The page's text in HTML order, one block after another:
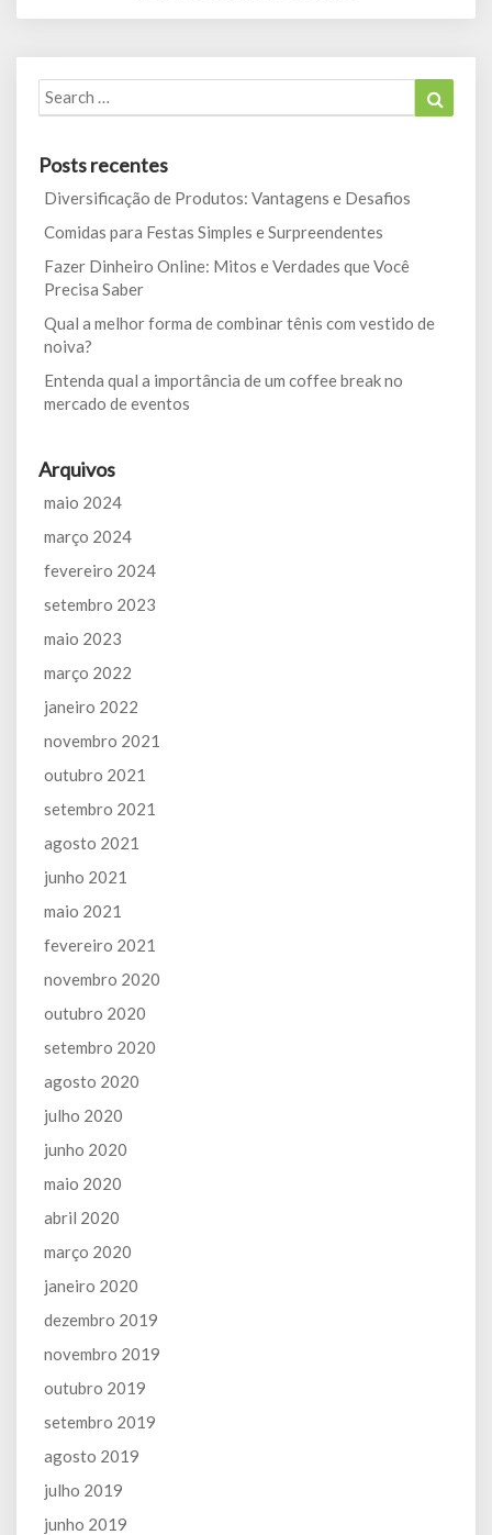
Search
for:
Posts recentes
Diversificação de Produtos: Vantagens e Desafios
Comidas para Festas Simples e Surpreendentes
Fazer Dinheiro Online: Mitos e Verdades que Você
Precisa Saber
Qual a melhor forma de combinar tênis com vestido de
noiva?
Entenda qual a importância de um coffee break no
mercado de eventos
Arquivos
maio 2024
março 2024
fevereiro 2024
setembro 2023
maio 2023
março 2022
janeiro 2022
novembro 2021
outubro 2021
setembro 2021
agosto 2021
junho 2021
maio 2021
fevereiro 2021
novembro 2020
outubro 2020
setembro 2020
agosto 2020
julho 2020
junho 2020
maio 2020
abril 2020
março 2020
janeiro 2020
dezembro 2019
novembro 2019
outubro 2019
setembro 2019
agosto 2019
julho 2019
junho 2019